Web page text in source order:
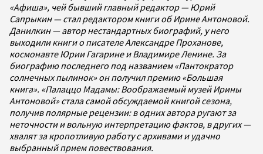
«Афиша», чей бывший главный редактор — Юрий
Сапрыкин — стал редактором книги об Ирине Антоновой.
Данилкин — автор нестандартных биографий, у него
выходили книги о писателе Александре Проханове,
космонавте Юрии Гагарине и Владимире Ленине. За
биографию последнего под названием «Пантократор
солнечных пылинок» он получил премию «Большая
книга». «Палаццо Мадамы: Воображаемый музей Ирины
Антоновой» стала самой обсуждаемой книгой сезона,
получив полярные рецензии: в одних автора ругают за
неточности и вольную интерпретацию фактов, в других —
хвалят за кропотливую работу с архивами и удачно
выбранный прием повествования.